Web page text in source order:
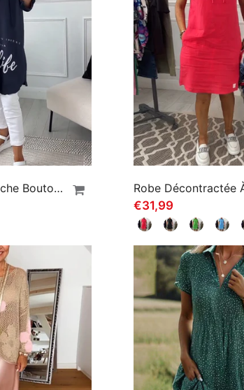
Manteau À Capuche Boutonné Imprimé Lettre
€31,99